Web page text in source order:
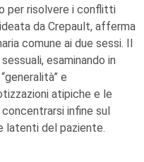
per risolvere i conflitti
da Crepault, afferma
comune ai due sessi. Il
esaminando in
e
atipiche e le
infine sul
latenti del paziente.